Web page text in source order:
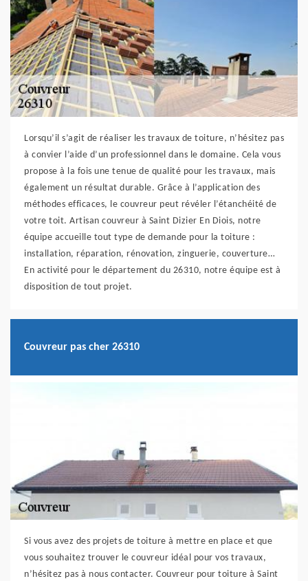
Lorsqu’il s’agit de réaliser les travaux de toiture, n’hésitez pas
à convier l’aide d’un professionnel dans le domaine. Cela vous
propose à la fois une tenue de qualité pour les travaux, mais
également un résultat durable. Grâce à l’application des
méthodes efficaces, le couvreur peut révéler l’étanchéité de
votre toit. Artisan couvreur à Saint Dizier En Diois, notre
équipe accueille tout type de demande pour la toiture :
installation, réparation, rénovation, zinguerie, couverture…
En activité pour le département du 26310, notre équipe est à
disposition de tout projet.
Couvreur pas cher 26310
Si vous avez des projets de toiture à mettre en place et que
vous souhaitez trouver le couvreur idéal pour vos travaux,
n’hésitez pas à nous contacter. Couvreur pour toiture à Saint